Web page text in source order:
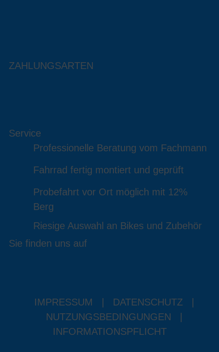
ZAHLUNGSARTEN
Service
Professionelle Beratung vom Fachmann
Fahrrad fertig montiert und geprüft
Probefahrt vor Ort möglich mit 12%
Berg
Riesige Auswahl an Bikes und Zubehör
Sie finden uns auf
IMPRESSUM DATENSCHUTZ
NUTZUNGSBEDINGUNGEN
INFORMATIONSPFLICHT